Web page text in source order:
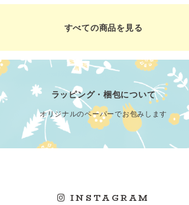
すべての商品を見る
ラッピング・梱包について
オリジナルのペーパーでお包みします
INSTAGRAM